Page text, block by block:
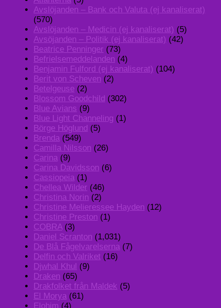
Avslöjanden – Bank och Valuta (ej kanaliserat)
(570)
Avslöjanden – Medicin (ej kanaliserat) (5)
Avsöjanden – Politik (ej kanaliserat) (42)
Beatrice Penninger (73)
Befrielsemeddelanden (4)
Benjamin Fulford (ej kanaliserat) (104)
Berit von Scheven (2)
Betelgeuse (2)
Blossom Goodchild (302)
Blue Avians (9)
Blue Light Channeling (1)
Börge Höglund (5)
Brenda (549)
Camilla Nilsson (26)
Carina (9)
Carina Davidsson (6)
Cassiopeia (1)
Chellea Wilder (46)
Christina Norin (2)
Christine Melieressee Hayden (12)
Christine Preston (1)
COBRA(3)
Daniel Scranton (1,031)
De Blå Fågelvarelserna (7)
Delfin och Valriket (16)
Djwhal Khul (9)
Draken (65)
Drakfolket från Maldek (5)
El Morya (61)
Elohim (4)